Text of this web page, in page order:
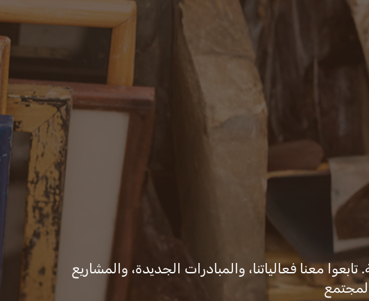
والقرارات
معنا فعالياتنا، والمبادرات الجديدة، والمشاريع